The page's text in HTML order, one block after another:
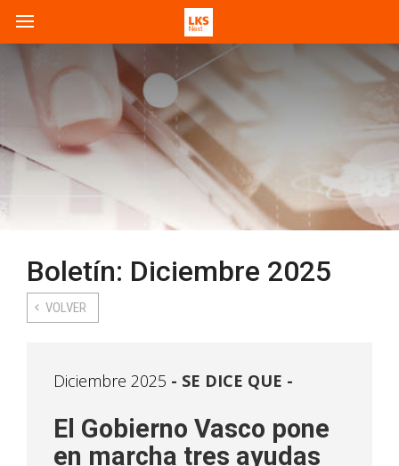
Boletín: Diciembre 2025
VOLVER
Diciembre 2025 SE DICE QUE -
El Gobierno Vasco pone
en marcha tres ayudas